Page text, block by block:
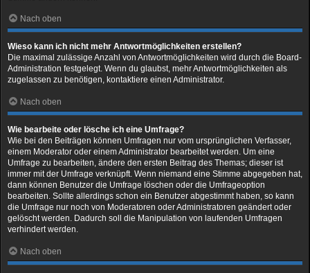
Nach oben
Wieso kann ich nicht mehr Antwortmöglichkeiten erstellen?
Die maximal zulässige Anzahl von Antwortmöglichkeiten wird durch die Board-
Administration festgelegt. Wenn du glaubst, mehr Antwortmöglichkeiten als
zugelassen zu benötigen, kontaktiere einen Administrator.
Nach oben
Wie bearbeite oder lösche ich eine Umfrage?
Wie bei den Beiträgen können Umfragen nur vom ursprünglichen Verfasser,
einem Moderator oder einem Administrator bearbeitet werden. Um eine
Umfrage zu bearbeiten, ändere den ersten Beitrag des Themas; dieser ist
immer mit der Umfrage verknüpft. Wenn niemand eine Stimme abgegeben hat,
dann können Benutzer die Umfrage löschen oder die Umfrageoption
bearbeiten. Sollte allerdings schon ein Benutzer abgestimmt haben, so kann
die Umfrage nur noch von Moderatoren oder Administratoren geändert oder
gelöscht werden. Dadurch soll die Manipulation von laufenden Umfragen
verhindert werden.
Nach oben